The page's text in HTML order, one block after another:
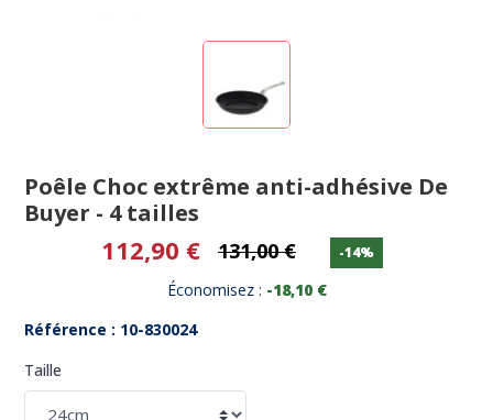
Poêle Choc extrême anti-adhésive De
Buyer - 4 tailles
112,90 € 131,00 € -14%
Économisez : -18,10 €
Référence : 10-830024
Taille